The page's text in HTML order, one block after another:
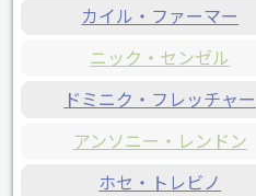
カイル・ファーマー
ニック・センゼル
ドミニク・フレッチャー
アンソニー・レンドン
ホセ・トレビノ